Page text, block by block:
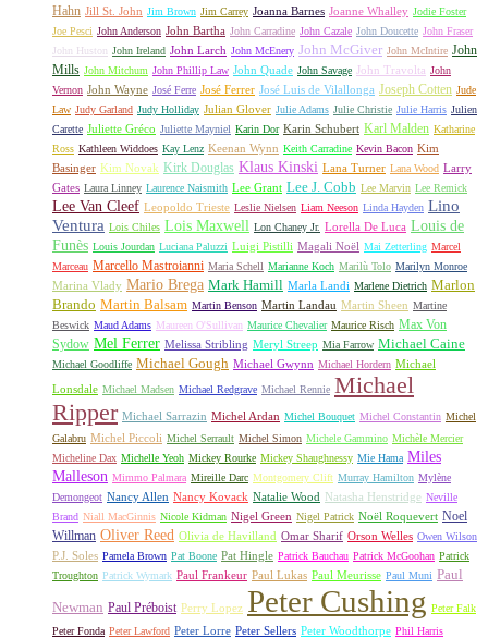
Hahn Jill St. John Jim Brown Jim Carrey Joanna Barnes Joanne Whalley Jodie Foster
Joe Pesci John Anderson John Bartha John Carradine John Cazale John Doucette John Fraser
John Huston John Ireland John Larch John McEnery John McGiver John McIntire John
Mills John Mitchum John Phillip Law John Quade John Savage John Travolta John
Vernon John Wayne José Ferre José Ferrer José Luis de Vilallonga Joseph Cotten Jude
Law Judy Garland Judy Holliday Julian Glover Julie Adams Julie Christie Julie Harris Julien
Carette Juliette Gréco Juliette Mayniel Karin Dor Karin Schubert Karl Malden Katharine
Ross Kathleen Widdoes Kay Lenz Keenan Wynn Keith Carradine Kevin Bacon Kim
Basinger Kim Novak Kirk Douglas Klaus Kinski Lana Turner Lana Wood Larry
Gates Laura Linney Laurence Naismith Lee Grant Lee J. Cobb Lee Marvin Lee Remick
Lee Van Cleef Leopoldo Trieste Leslie Nielsen Liam Neeson Linda Hayden Lino
Ventura Lois Chiles Lois Maxwell Lon Chaney Jr. Lorella De Luca Louis de
Funès Louis Jourdan Luciana Paluzzi Luigi Pistilli Magali Noël Mai Zetterling Marcel
Marceau Marcello Mastroianni Maria Schell Marianne Koch Marilù Tolo Marilyn Monroe
Marina Vlady Mario Brega Mark Hamill Marla Landi Marlene Dietrich Marlon
Brando Martin Balsam Martin Benson Martin Landau Martin Sheen Martine
Beswick Maud Adams Maureen O'Sullivan Maurice Chevalier Maurice Risch Max Von
Sydow Mel Ferrer Melissa Stribling Meryl Streep Mia Farrow Michael Caine
Michael Goodliffe Michael Gough Michael Gwynn Michael Hordern Michael
Lonsdale Michael Madsen Michael Redgrave Michael Rennie Michael
Ripper Michael Sarrazin Michel Ardan Michel Bouquet Michel Constantin Michel
Galabru Michel Piccoli Michel Serrault Michel Simon Michele Gammino Michèle Mercier
Micheline Dax Michelle Yeoh Mickey Rourke Mickey Shaughnessy Mie Hama Miles
Malleson Mimmo Palmara Mireille Darc Montgomery Clift Murray Hamilton Mylène
Demongeot Nancy Allen Nancy Kovack Natalie Wood Natasha Henstridge Neville
Brand Niall MacGinnis Nicole Kidman Nigel Green Nigel Patrick Noël Roquevert Noel
Willman Oliver Reed Olivia de Havilland Omar Sharif Orson Welles Owen Wilson
P.J. Soles Pamela Brown Pat Boone Pat Hingle Patrick Bauchau Patrick McGoohan Patrick
Troughton Patrick Wymark Paul Frankeur Paul Lukas Paul Meurisse Paul Muni Paul
Newman Paul Préboist Perry Lopez Peter Cushing Peter Falk
Peter Fonda Peter Lawford Peter Lorre Peter Sellers Peter Woodthorpe Phil Harris